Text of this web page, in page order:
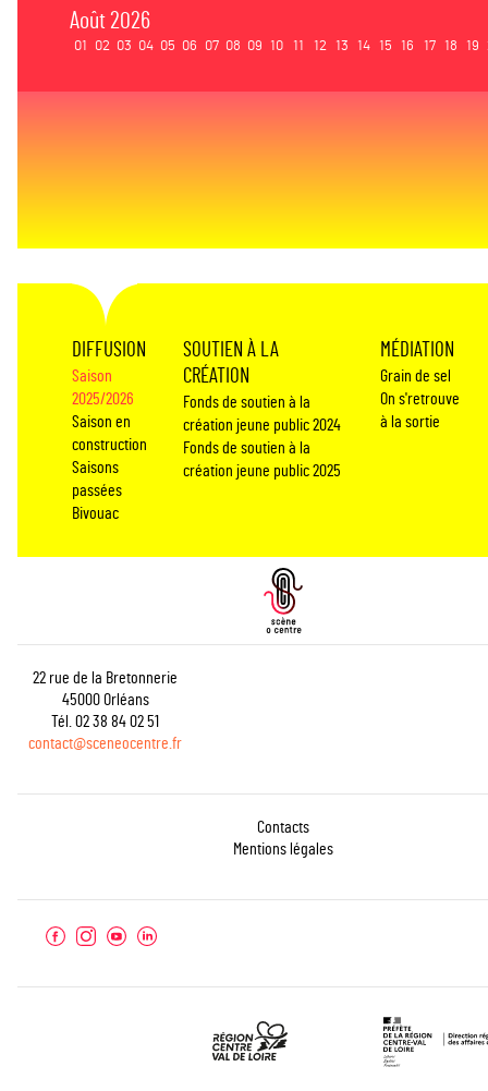
Août 2026
01 02 03 04 05 06 07 08 09 10 11 12 13 14 15 16 17 18 19
DIFFUSION
Saison
2025/2026
Saison en
construction
Saisons
passées
Bivouac
SOUTIEN À LA
CRÉATION
Fonds de soutien à la
création jeune public 2024
Fonds de soutien à la
création jeune public 2025
MÉDIATION
Grain de sel
On s'retrouve
à la sortie
22 rue de la Bretonnerie
45000 Orléans
Tél. 02 38 84 02 51
contact@sceneocentre.fr
Contacts
Mentions légales